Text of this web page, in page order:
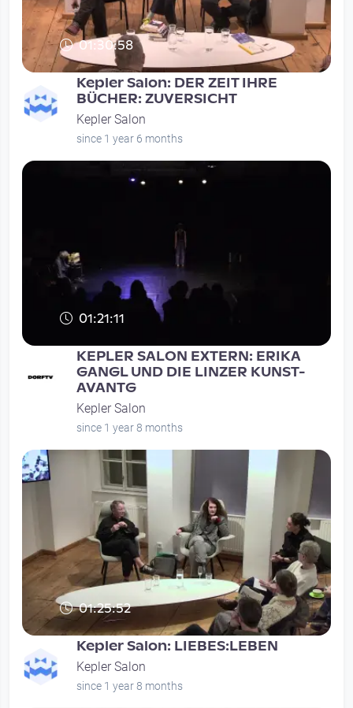
01:30:58
Kepler Salon: DER ZEIT IHRE
BÜCHER: ZUVERSICHT
Kepler Salon
since 1 year 6 months
01:21:11
KEPLER SALON EXTERN: ERIKA
GANGL UND DIE LINZER KUNST-
AVANTG
Kepler Salon
since 1 year 8 months
01:25:52
Kepler Salon: LIEBES:LEBEN
Kepler Salon
since 1 year 8 months